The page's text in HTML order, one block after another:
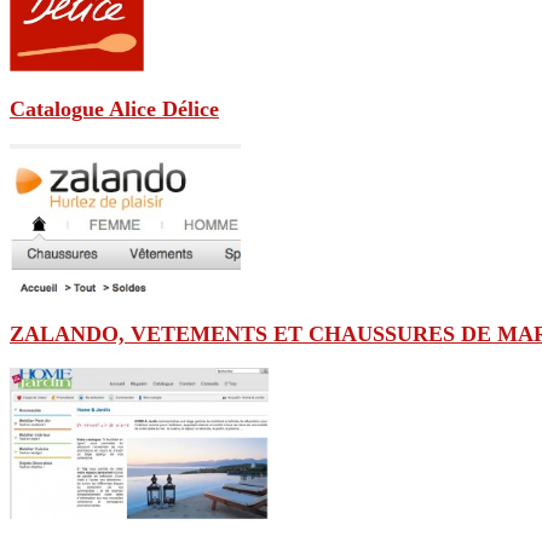
Catalogue Alice Délice
ZALANDO, VETEMENTS ET CHAUSSURES DE